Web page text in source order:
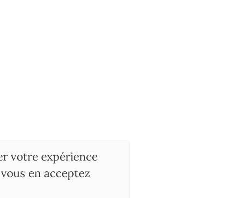
votre expérience
en acceptez